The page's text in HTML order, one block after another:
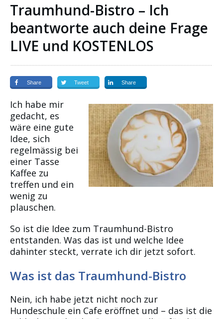
Traumhund-Bistro – Ich
beantworte auch deine Frage
LIVE und KOSTENLOS
Share Tweet Share
Ich habe mir
gedacht, es
wäre eine gute
Idee, sich
regelmässig bei
einer Tasse
Kaffee zu
treffen und ein
wenig zu
plauschen.
So ist die Idee zum Traumhund-Bistro
entstanden. Was das ist und welche Idee
dahinter steckt, verrate ich dir jetzt sofort.
Was ist das Traumhund-Bistro
Nein, ich habe jetzt nicht noch zur
Hundeschule ein Cafe eröffnet und – das ist die